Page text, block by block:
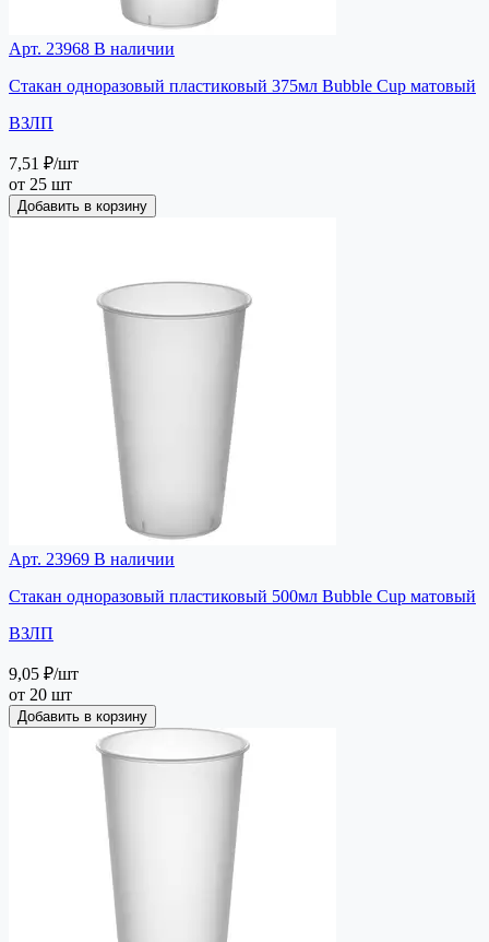
Арт. 23968 В наличии
Стакан одноразовый пластиковый 375мл Bubble Cup матовый
ВЗЛП
7,51 ₽/шт
от 25 шт
Добавить в корзину
Арт. 23969 В наличии
Стакан одноразовый пластиковый 500мл Bubble Cup матовый
ВЗЛП
9,05 ₽/шт
от 20 шт
Добавить в корзину